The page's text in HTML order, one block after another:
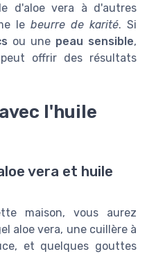
d'aloe vera à d'autres
le beurre de karité. Si
ou une peau sensible,
offrir des résultats
l'huile
vera et huile
maison, vous aurez
aloe vera, une cuillère à
et quelques gouttes